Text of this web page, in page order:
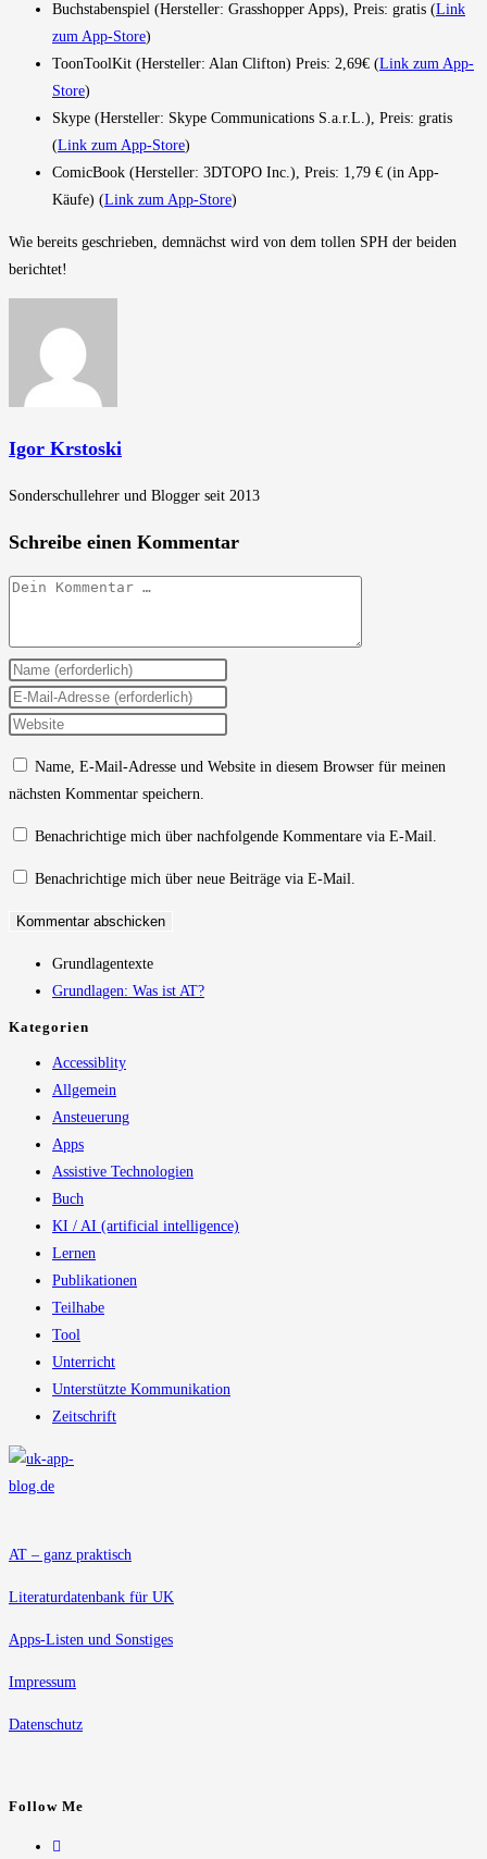
Buchstabenspiel (Hersteller: Grasshopper Apps), Preis: gratis (Link
zum App-Store)
ToonToolKit (Hersteller: Alan Clifton) Preis: 2,69€ (Link zum App-
Store)
Skype (Hersteller: Skype Communications S.a.r.L.), Preis: gratis
(Link zum App-Store)
ComicBook (Hersteller: 3DTOPO Inc.), Preis: 1,79 € (in App-
Käufe) (Link zum App-Store)
Wie bereits geschrieben, demnächst wird von dem tollen SPH der beiden
berichtet!
Igor Krstoski
Sonderschullehrer und Blogger seit 2013
Schreibe einen Kommentar
Kommentar
Gib
deinen
Namen
Benutzernamen
Kommentieren
Gib
deine
zum
ein
Gib
ein
Name, E-Mail-Adresse und Website in diesem Browser für meinen
nächsten Kommentar speichern.
Benachrichtige mich über nachfolgende Kommentare via E-Mail.
Benachrichtige mich über neue Beiträge via E-Mail.
Grundlagentexte
Grundlagen: Was ist AT?
Kategorien
Accessiblity
Allgemein
Ansteuerung
Apps
Assistive Technologien
Buch
KI / AI (artificial intelligence)
Lernen
Publikationen
Teilhabe
Tool
Unterricht
Unterstützte Kommunikation
Zeitschrift
AT – ganz praktisch
Literaturdatenbank für UK
Apps-Listen und Sonstiges
Impressum
Datenschutz
Follow Me